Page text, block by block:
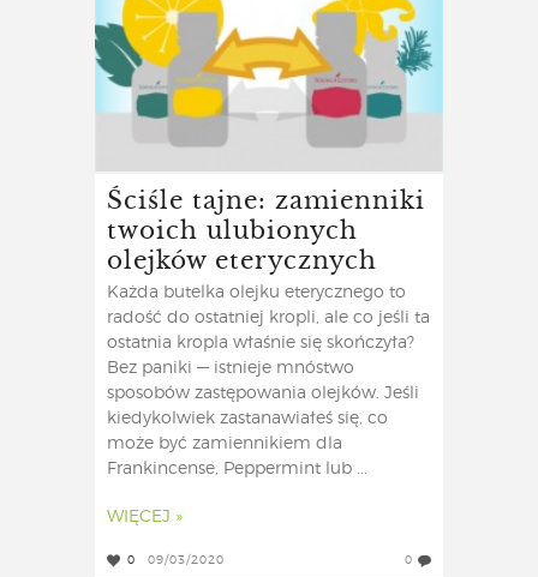
Ściśle tajne: zamienniki
twoich ulubionych
olejków eterycznych
Każda butelka olejku eterycznego to
radość do ostatniej kropli, ale co jeśli ta
ostatnia kropla właśnie się skończyła?
Bez paniki — istnieje mnóstwo
sposobów zastępowania olejków. Jeśli
kiedykolwiek zastanawiałeś się, co
może być zamiennikiem dla
Frankincense, Peppermint lub ...
WIĘCEJ »
0 09/03/2020 0